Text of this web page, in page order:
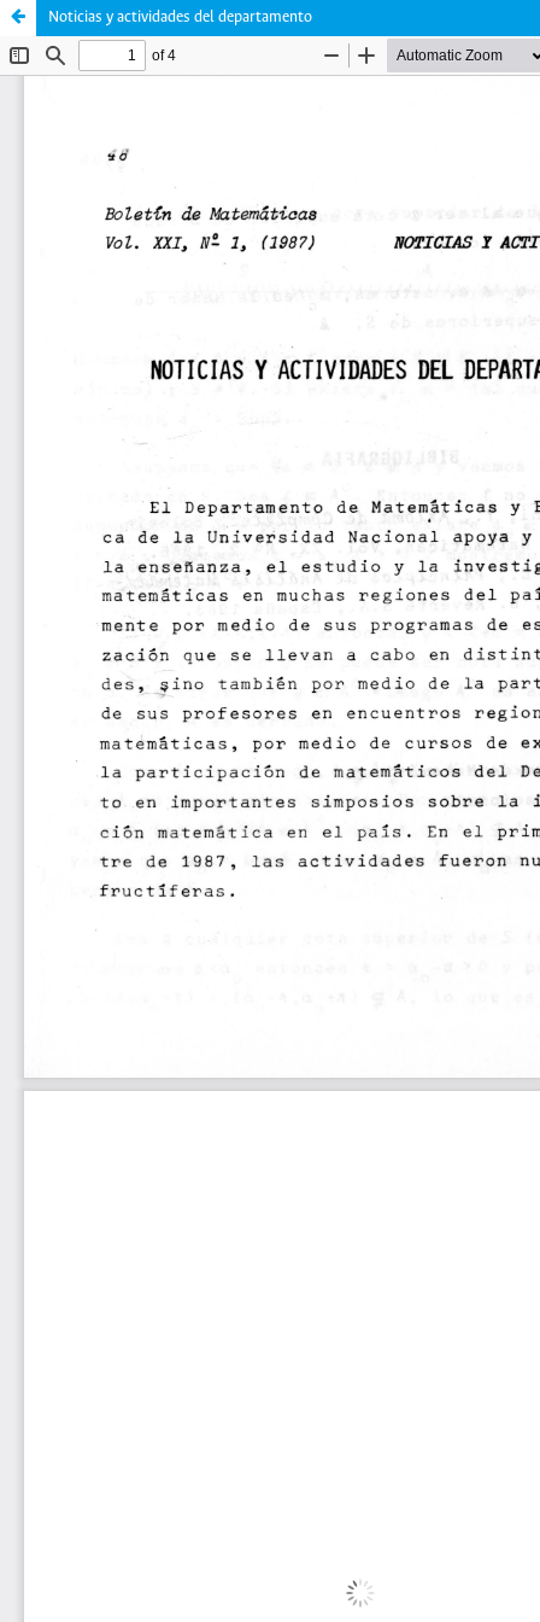
Noticias y actividades del departamento